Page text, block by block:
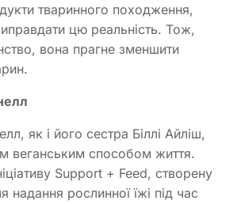
тваринного походження,
цю реальність. Тож,
вона прагне зменшити
як і його сестра Біллі Айліш,
веганським способом життя.
Support + Feed, створену
надання рослинної їжі під час